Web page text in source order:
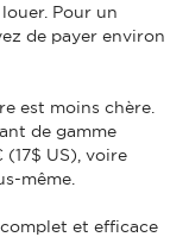
Pour un
de payer environ
est moins chère.
de gamme
US), voire
même.
et efficace